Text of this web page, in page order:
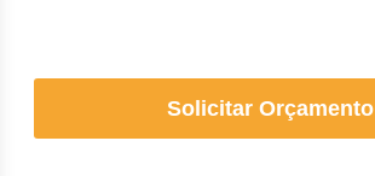
Solicitar Orçamento